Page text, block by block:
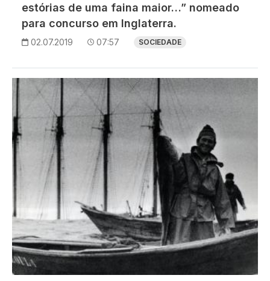
estórias de uma faina maior…” nomeado
para concurso em Inglaterra.
02.07.2019 07:57 SOCIEDADE
Imagem